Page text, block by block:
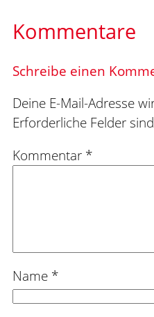
Kommentare
Schreibe einen
Deine E-Mail-Adresse
Erforderliche Felder
Kommentar *
Name *